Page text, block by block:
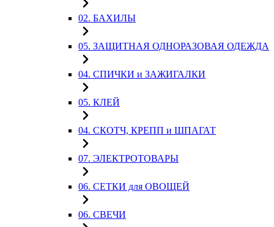
02. БАХИЛЫ
05. ЗАЩИТНАЯ ОДНОРАЗОВАЯ ОДЕЖДА
04. СПИЧКИ и ЗАЖИГАЛКИ
05. КЛЕЙ
04. СКОТЧ, КРЕПП и ШПАГАТ
07. ЭЛЕКТРОТОВАРЫ
06. СЕТКИ для ОВОЩЕЙ
06. СВЕЧИ